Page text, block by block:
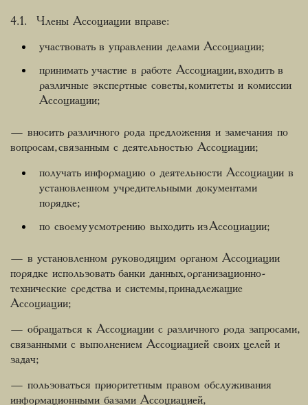
4.1. Члены Ассоциации вправе:
участвовать в управлении делами Ассоциации;
принимать участие в работе Ассоциации, входить в
различные экспертные советы, комитеты и комиссии
Ассоциации;
— вносить различного рода предложения и замечания по
вопросам, связанным с деятельностью Ассоциации;
получать информацию о деятельности Ассоциации в
установленном учредительными документами
порядке;
по своему усмотрению выходить из Ассоциации;
— в установленном руководящим органом Ассоциации
порядке использовать банки данных, организационно-
технические средства и системы, принадлежащие
Ассоциации;
— обращаться к Ассоциации с различного рода запросами,
связанными с выполнением Ассоциацией своих целей и
задач;
— пользоваться приоритетным правом обслуживания
информационными базами Ассоциацией,